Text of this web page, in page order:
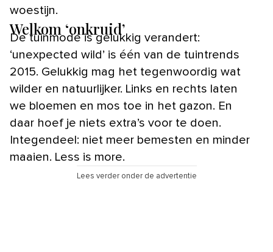
woestijn.
Welkom ‘onkruid’
De tuinmode is gelukkig verandert:
‘unexpected wild’ is één van de tuintrends
2015. Gelukkig mag het tegenwoordig wat
wilder en natuurlijker. Links en rechts laten
we bloemen en mos toe in het gazon. En
daar hoef je niets extra’s voor te doen.
Integendeel: niet meer bemesten en minder
maaien. Less is more.
Lees verder onder de advertentie